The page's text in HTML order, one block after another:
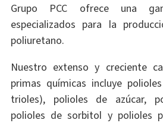
Grupo PCC ofrece una
especializados para la
poliuretano.
Nuestro extenso y creciente
primas químicas incluye
trioles), polioles de azúcar,
polioles de sorbitol y polioles